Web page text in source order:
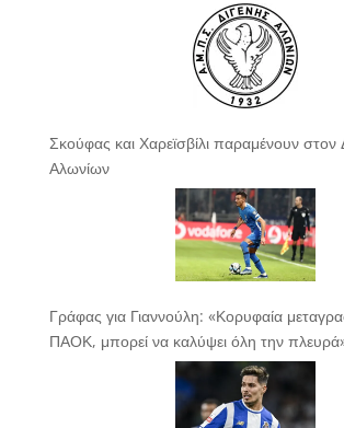
Σκούφας και Χαρεϊσβίλι παραμένουν στον
Αλωνίων
Γράφας για Γιαννούλη: «Κορυφαία
ΠΑΟΚ, μπορεί να καλύψει όλη την